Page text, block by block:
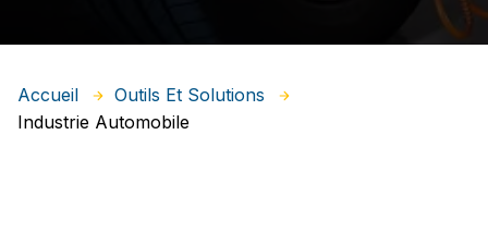
Accueil
Outils Et Solutions
Industrie Automobile